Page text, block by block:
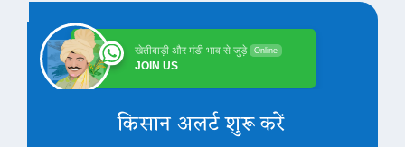
खेतीबाड़ी और मंडी भाव से जुड़े Online
JOIN US
किसान अलर्ट शुरू करें